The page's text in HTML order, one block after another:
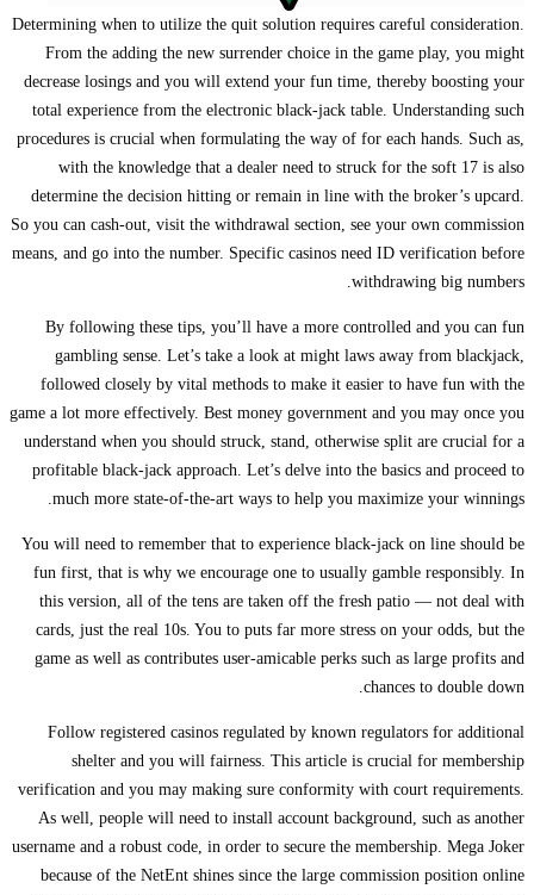
Determining when to utilize the quit solution requires careful consideration.
From the adding the new surrender choice in the game play, you might
decrease losings and you will extend your fun time, thereby boosting your
total experience from the electronic black-jack table. Understanding such
procedures is crucial when formulating the way of for each hands. Such as,
with the knowledge that a dealer need to struck for the soft 17 is also
determine the decision hitting or remain in line with the broker’s upcard.
So you can cash-out, visit the withdrawal section, see your own commission
means, and go into the number. Specific casinos need ID verification before
withdrawing big numbers.
By following these tips, you’ll have a more controlled and you can fun
gambling sense. Let’s take a look at might laws away from blackjack,
followed closely by vital methods to make it easier to have fun with the
game a lot more effectively. Best money government and you may once you
understand when you should struck, stand, otherwise split are crucial for a
profitable black-jack approach. Let’s delve into the basics and proceed to
much more state-of-the-art ways to help you maximize your winnings.
You will need to remember that to experience black-jack on line should be
fun first, that is why we encourage one to usually gamble responsibly. In
this version, all of the tens are taken off the fresh patio — not deal with
cards, just the real 10s. You to puts far more stress on your odds, but the
game as well as contributes user-amicable perks such as large profits and
chances to double down.
Follow registered casinos regulated by known regulators for additional
shelter and you will fairness. This article is crucial for membership
verification and you may making sure conformity with court requirements.
As well, people will need to install account background, such as another
username and a robust code, in order to secure the membership. Mega Joker
because of the NetEnt shines since the large commission position online